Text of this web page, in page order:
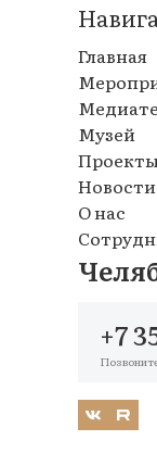
Главная
Музей
Новости
О нас
+7